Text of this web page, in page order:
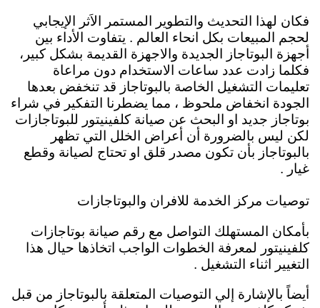
فكان لهذا التحديث والتطوير المستمر الاَثر الإيجابي
لحجم المبيعات بكل انحاء العالم . يتفاوت الأداء بين
أجهزة البوتاجاز الجديدة والاجهزة القديمة بشكل كبير،
فكلما زادت عدد ساعات الاستخدام دون مراعاة
تعليمات التشغيل الخاصة بالبوتاجاز قد تنخفض بعدها
الجودة انخفاض ملحوظ ، مما يضطرنا التفكير في شراء
بوتاجاز جديد او البحث عن صيانة كلفينيتور للبوتاجازات
لكن ليس بالضرورة أن أعراض الخلل التي تظهر
بالبوتاجاز بأن تكون مصدر قلق او تحتاج لصيانة وقطع
غيار .
توصيات مركز الخدمة للافران والبوتاجازات
بأمكان المستهلك التواصل مع رقم صيانة بوتاجازات
كلفينيتور لمعرفة الخطوات الواجب اتخاذها حيال هذا
التغيير اثناء التشغيل .
أيضاً بالإشارة إلي التوصيات المتعلقة بالبوتاجاز من قبل